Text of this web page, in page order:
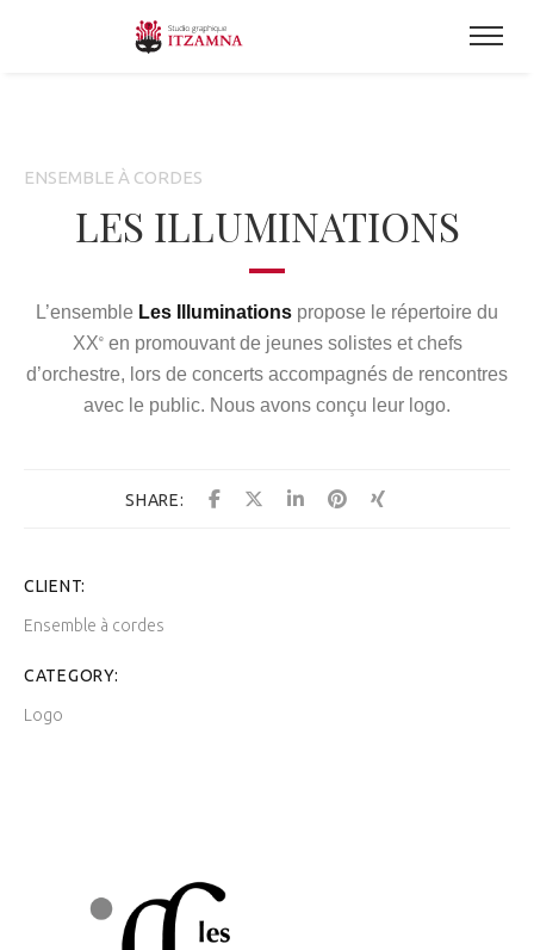
ENSEMBLE À CORDES
LES ILLUMINATIONS
L’ensemble Les Illuminations propose le répertoire du
XXeen promouvant de jeunes solistes et chefs
d’orchestre, lors de concerts accompagnés de rencontres
avec le public. Nous avons conçu leur logo.
SHARE:
CLIENT:
Ensemble à cordes
CATEGORY:
Logo